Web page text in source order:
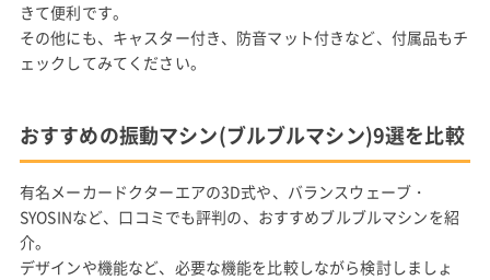
きて便利です。
その他にも、キャスター付き、防音マット付きなど、付属品もチ
ェックしてみてください。
おすすめの振動マシン(ブルブルマシン)9選を比較
有名メーカードクターエアの3D式や、バランスウェーブ・
SYOSINなど、口コミでも評判の、おすすめブルブルマシンを紹
介。
デザインや機能など、必要な機能を比較しながら検討しましょ